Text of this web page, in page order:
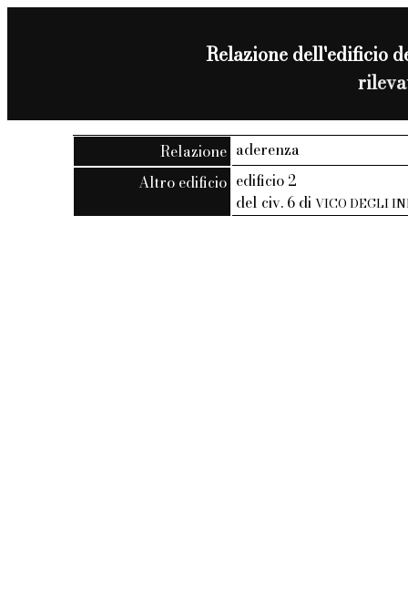
Relazione dell'edificio
Relazione aderenza
Altro edificio edificio 2
del civ. 6 diVICO DEGLI